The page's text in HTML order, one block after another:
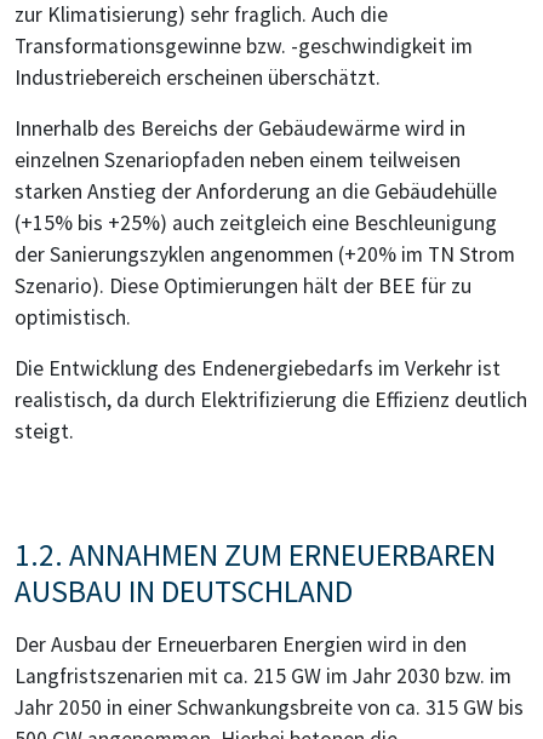
zur Klimatisierung) sehr fraglich. Auch die
Transformationsgewinne bzw. -geschwindigkeit im
Industriebereich erscheinen überschätzt.
Innerhalb des Bereichs der Gebäudewärme wird in
einzelnen Szenariopfaden neben einem teilweisen
starken Anstieg der Anforderung an die Gebäudehülle
(+15% bis +25%) auch zeitgleich eine Beschleunigung
der Sanierungszyklen angenommen (+20% im TN Strom
Szenario). Diese Optimierungen hält der BEE für zu
optimistisch.
Die Entwicklung des Endenergiebedarfs im Verkehr ist
realistisch, da durch Elektrifizierung die Effizienz deutlich
steigt.
1.2. ANNAHMEN ZUM ERNEUERBAREN
AUSBAU IN DEUTSCHLAND
Der Ausbau der Erneuerbaren Energien wird in den
Langfristszenarien mit ca. 215 GW im Jahr 2030 bzw. im
Jahr 2050 in einer Schwankungsbreite von ca. 315 GW bis